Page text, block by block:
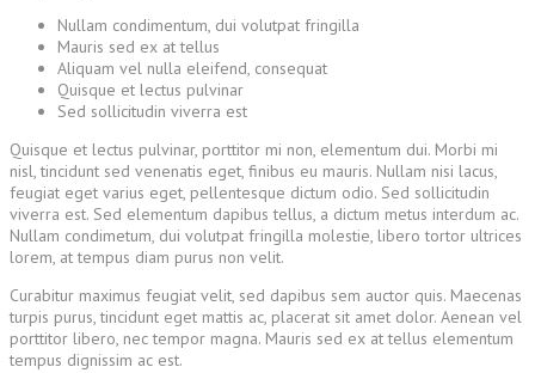
Nullam condimentum, dui volutpat fringilla
Mauris sed ex at tellus
Aliquam vel nulla eleifend, consequat
Quisque et lectus pulvinar
Sed sollicitudin viverra est
Quisque et lectus pulvinar, porttitor mi non, elementum dui. Morbi mi
nisl, tincidunt sed venenatis eget, finibus eu mauris. Nullam nisi lacus,
feugiat eget varius eget, pellentesque dictum odio. Sed sollicitudin
viverra est. Sed elementum dapibus tellus, a dictum metus interdum ac.
Nullam condimetum, dui volutpat fringilla molestie, libero tortor ultrices
lorem, at tempus diam purus non velit.
Curabitur maximus feugiat velit, sed dapibus sem auctor quis. Maecenas
turpis purus, tincidunt eget mattis ac, placerat sit amet dolor. Aenean vel
porttitor libero, nec tempor magna. Mauris sed ex at tellus elementum
tempus dignissim ac est.